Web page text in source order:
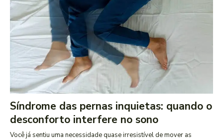
Síndrome das pernas inquietas: quando o
desconforto interfere no sono
Você já sentiu uma necessidade quase irresistível de mover as